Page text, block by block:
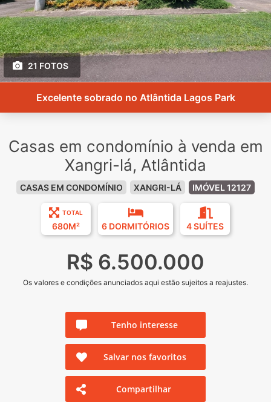
21 FOTOS
Excelente sobrado no Atlântida Lagos Park
Casas em condomínio à venda em
Xangri-lá, Atlântida
CASAS EM CONDOMÍNIO XANGRI-LÁ IMÓVEL 12127
TOTAL
680M² 6 DORMITÓRIOS 4 SUÍTES
R$ 6.500.000
Os valores e condições anunciados aqui estão sujeitos a reajustes.
Tenho interesse
Salvar nos favoritos
Compartilhar